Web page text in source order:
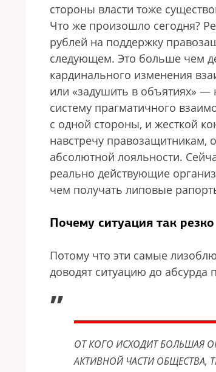
стороны власти тоже
Что же произошло сегодня?
рублей на поддержку
следующем. Это больше чем
кардинального изменения
или «задушить в объятиях»
систему прагматичного
с одной стороны, и жесткой
навстречу правозащитникам,
абсолютной лояльности.
реально действующие
чем получать липовые
Почему ситуация так
Потому что эти самые
доводят ситуацию до абсурда
„
ОТ КОГО ИСХОДИТ БОЛЬШАЯ
АКТИВНОЙ ЧАСТИ ОБЩЕСТВА,